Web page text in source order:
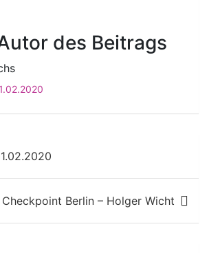
des Beitrags
Checkpoint Berlin – Holger Wicht